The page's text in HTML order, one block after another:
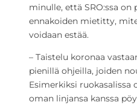
minulle, että SRO:ssa on
ennakoiden mietitty,
voidaan estää.
– Taistelu koronaa
pienillä ohjeilla, joiden
Esimerkiksi ruokasalissa
oman linjansa kanssa